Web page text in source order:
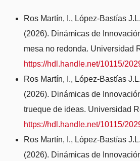
Ros Martín, I., López-Bastías
(2026). Dinámicas de
mesa no redonda. Universidad
https://hdl.handle.net/10115/
Ros Martín, I., López-Bastías
(2026). Dinámicas de
trueque de ideas. Universidad
https://hdl.handle.net/10115/
Ros Martín, I., López-Bastías
(2026). Dinámicas de